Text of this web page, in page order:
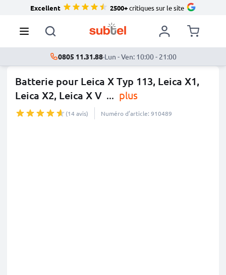
Excellent 2500+critiques sur le site
0805 11.31.88·Lun - Ven: 10:00 - 21:00
Batterie pour Leica X Typ 113, Leica X1,
Leica X2, Leica X V ... plus
(14 avis) Numéro d’article: 910489